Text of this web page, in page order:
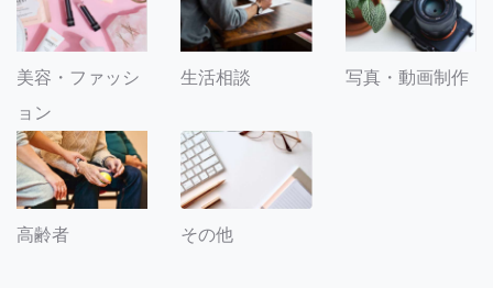
美容・ファッシ
ョン
生活相談 写真・動画制作
高齢者 その他